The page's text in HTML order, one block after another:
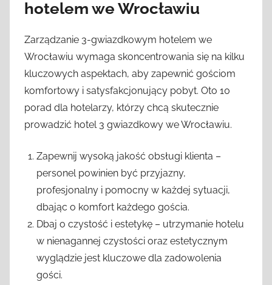
hotelem we Wrocławiu
Zarządzanie 3-gwiazdkowym hotelem we
Wrocławiu wymaga skoncentrowania się na kilku
kluczowych aspektach, aby zapewnić gościom
komfortowy i satysfakcjonujący pobyt. Oto 10
porad dla hotelarzy, którzy chcą skutecznie
prowadzić hotel 3 gwiazdkowy we Wrocławiu.
Zapewnij wysoką jakość obsługi klienta –
personel powinien być przyjazny,
profesjonalny i pomocny w każdej sytuacji,
dbając o komfort każdego gościa.
Dbaj o czystość i estetykę – utrzymanie hotelu
w nienagannej czystości oraz estetycznym
wyglądzie jest kluczowe dla zadowolenia
gości.